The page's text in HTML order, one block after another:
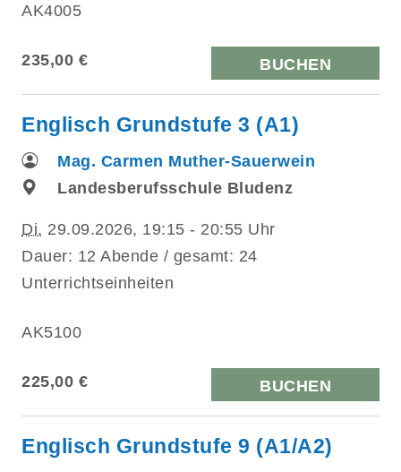
AK4005
235,00 € BUCHEN
Englisch Grundstufe 3 (A1)
Mag. Carmen Muther-Sauerwein
Landesberufsschule Bludenz
Di. 29.09.2026, 19:15 - 20:55 Uhr
Dauer: 12 Abende / gesamt: 24
Unterrichtseinheiten
AK5100
225,00 € BUCHEN
Englisch Grundstufe 9 (A1/A2)